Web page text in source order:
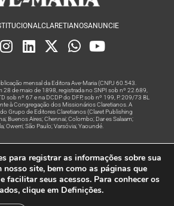
CLARETIANOSANUNCIE
mensal da Editora Ave-Maria (CNPJ 60.543.
de maio de 1898, registrada no SNPI sob nº 22.689,
sob nº 67 e na DCDP do DFP, sob nº 199, P. 209/73 BL
à Congregação dos Missionários Claretianos. A
Grupo de Editores Claretianos (Claret Publishing
Buenos Aires; Chennai; Colombo; Dar es Salaam;
Owerri; São Paulo; Varsóvia; Yaoundé.
Rede
Reservados
para registrar as informações sobre sua
nosso site, bem como as páginas que
facilitar seus acessos. Para conhecer os
clique em Definições.